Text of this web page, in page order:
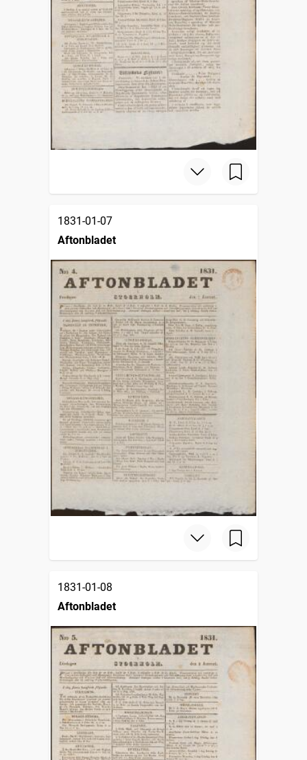
1831-01-07
Aftonbladet
1831-01-08
Aftonbladet